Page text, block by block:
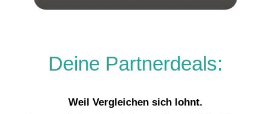
Deine Partnerdeals:
Weil Vergleichen sich lohnt.